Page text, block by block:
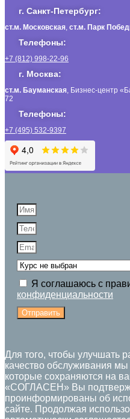
г. Санкт-Петербург:
ст.м. Московская ст.м. Парк
Телефоны:
+7 (812) 998-22-96
г. Москва:
ст.м. Бауманская , Бизнес-центр
72
Телефоны:
+7 (495) 532-9397
Я соглашаюсь с
конфиденциальности
Отправить
Для того, чтобы улучшать
качество обслуживания
которые сохраняются на
«СОГЛАСЕН» Вы
проинформированы об
сайте. Продолжая